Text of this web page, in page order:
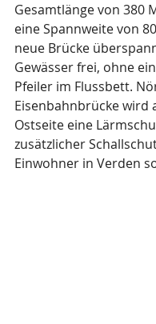
Gesamtlänge von 380
eine Spannweite von
neue Brücke
Gewässer frei, ohne
Pfeiler im Flussbett.
Eisenbahnbrücke wird
Ostseite eine
zusätzlicher
Einwohner in Verden